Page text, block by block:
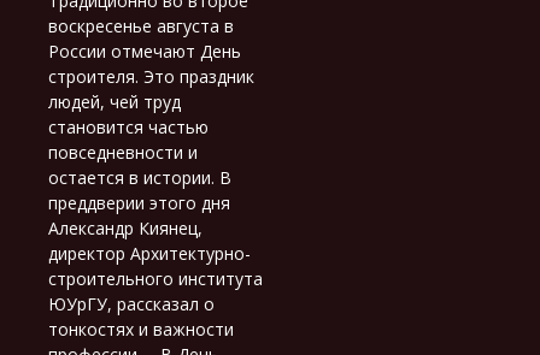
воскресенье августа в
России отмечают День
строителя. Это праздник
людей, чей труд
становится частью
повседневности и
остается в истории. В
преддверии этого дня
Александр Киянец,
директор Архитектурно-
строительного института
ЮУрГУ, рассказал о
тонкостях и важности